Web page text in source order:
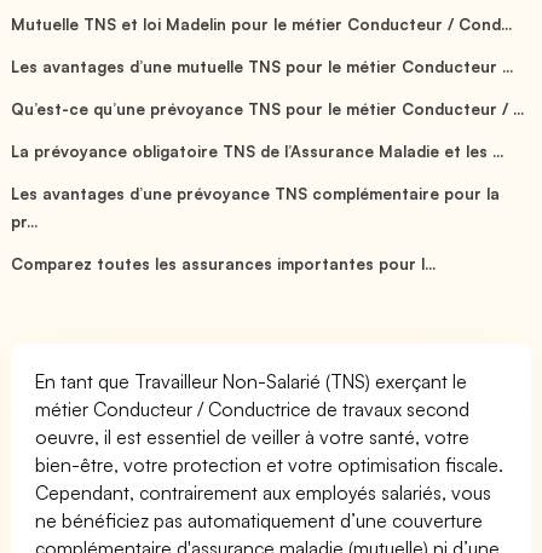
Mutuelle TNS et loi Madelin pour le métier Conducteur / Cond...
Les avantages d’une mutuelle TNS pour le métier Conducteur ...
Qu’est-ce qu’une prévoyance TNS pour le métier Conducteur / ...
La prévoyance obligatoire TNS de l’Assurance Maladie et les ...
Les avantages d’une prévoyance TNS complémentaire pour la
pr...
Comparez toutes les assurances importantes pour l...
En tant que Travailleur Non-Salarié (TNS) exerçant le
métier Conducteur / Conductrice de travaux second
oeuvre, il est essentiel de veiller à votre santé, votre
bien-être, votre protection et votre optimisation fiscale.
Cependant, contrairement aux employés salariés, vous
ne bénéficiez pas automatiquement d’une couverture
complémentaire d'assurance maladie (mutuelle) ni d’une